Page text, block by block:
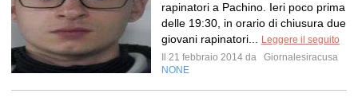
rapinatori a Pachino. Ieri poco prima
delle 19:30, in orario di chiusura due
giovani rapinatori...
Leggere il seguito
Il 21 febbraio 2014 da
Giornalesiracusa
NONE